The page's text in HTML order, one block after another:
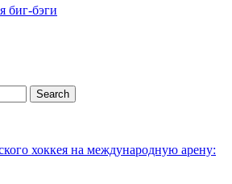
биг-бэги
хоккея на международную арену: